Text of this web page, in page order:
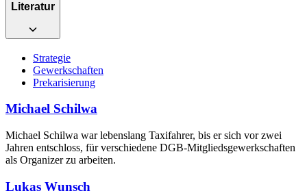
Literatur
Strategie
Gewerkschaften
Prekarisierung
Michael Schilwa
Michael Schilwa war lebenslang Taxifahrer, bis er sich vor zwei
Jahren entschloss, für verschiedene DGB-Mitgliedsgewerkschaften
als Organizer zu arbeiten.
Lukas Wunsch